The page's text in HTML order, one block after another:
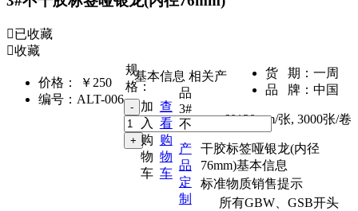
已收藏
收藏
价格：
￥250
编号： ALT-006
货 期： 一周
品 牌： 中国
规
格：
60*30mm/张, 3000张/卷
加
入
购
物
车
查
看
购
物
车
产
品
定
制
基本信息 相关产
品
3#
不
干胶标签哑银龙(内径
76mm)基本信息
标准物质销售提示
所有GBW、GSB开头